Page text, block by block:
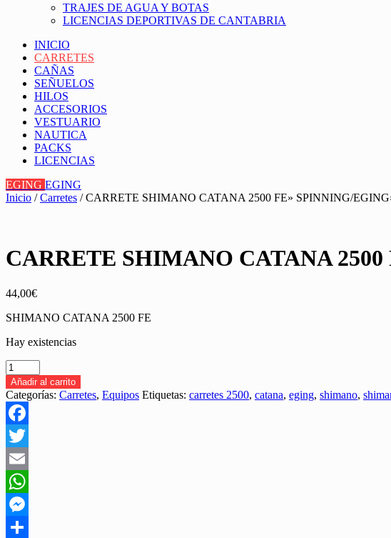
TRAJES DE AGUA Y BOTAS
LICENCIAS DEPORTIVAS DE CANTABRIA
INICIO
CARRETES
CAÑAS
SEÑUELOS
HILOS
ACCESORIOS
VESTUARIO
NAUTICA
PACKS
LICENCIAS
EGING EGING
Inicio /Carretes / CARRETE SHIMANO CATANA 2500 FE» SPINNING/
CARRETE SHIMANO CATANA
44,00€
SHIMANO CATANA 2500 FE
Hay existencias
CARRETE
SHIMANO
CATANA
2500
FE"
SPINNING/EGING"
cantidad
Añadir al carrito
Categorías: Carretes, Equipos Etiquetas: carretes 2500, catana, eging, shimano,
Facebook
Twitter
Email
WhatsApp
Messenger